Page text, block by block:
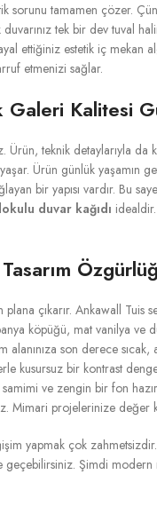
sorunu tamamen çözer.
tek bir dev tuval
ettiğiniz estetik iç mekan
etmenizi sağlar.
Kalitesi
teknik detaylarıyla da
Ürün günlük
bir yapısı vardır.
duvar kağıdı
çıkarır. Ankawall
köpüğü, mat
alanınıza son derece
kusursuz bir kontrast
ve zengin bir fon
Mimari projelerinize
yapmak çok zahmetsizdir.
Şimdi modern